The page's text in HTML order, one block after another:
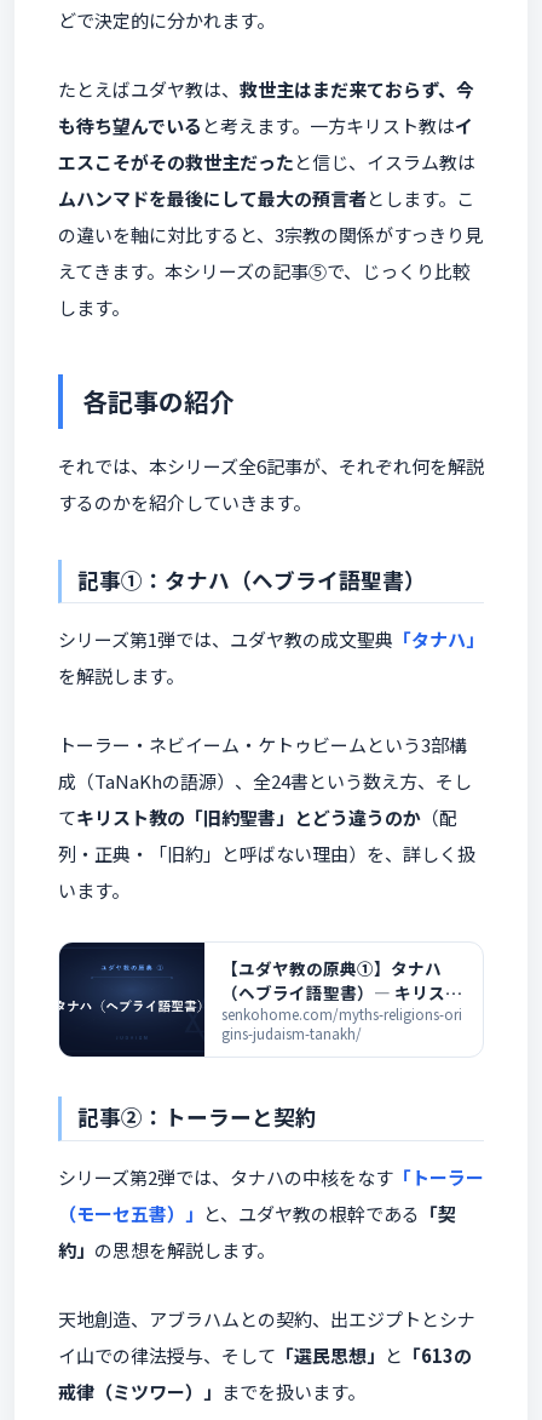
どで決定的に分かれます。
たとえばユダヤ教は、 救世主はまだ来ておらず、今
も待ち望んでいる と考えます。一方キリスト教はイ
エスこそがその救世主だったと信じ、イスラム教は
ムハンマドを最後にして最大の預言者とします。こ
の違いを軸に対比すると、3宗教の関係がすっきり見
えてきます。本シリーズの記事⑤で、じっくり比較
します。
各記事の紹介
それでは、本シリーズ全6記事が、それぞれ何を解説
するのかを紹介していきます。
記事①：タナハ（ヘブライ語聖書）
シリーズ第1弾では、ユダヤ教の成文聖典 「タナハ」
を解説します。
トーラー・ネビイーム・ケトゥビームという3部構
成（TaNaKhの語源）、全24書という数え方、そし
てキリスト教の「旧約聖書」とどう違うのか （配
列・正典・「旧約」と呼ばない理由）を、詳しく扱
います。
【ユダヤ教の原典①】タナハ
（ヘブライ語聖書）― キリスト
教「旧約聖書」との違いを解説
senkohome.com/myths-religions-ori
gins-judaism-tanakh/
記事②：トーラーと契約
シリーズ第2弾では、タナハの中核をなす 「トーラー
（モーセ五書）」 と、ユダヤ教の根幹である 「契
約」 の思想を解説します。
天地創造、アブラハムとの契約、出エジプトとシナ
イ山での律法授与、そして 「選民思想」 と 「613の
戒律（ミツワー）」 までを扱います。